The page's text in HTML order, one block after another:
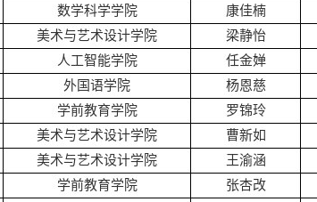
数学科学学院 康佳楠
美术与艺术设计学院 梁静怡
人工智能学院 任金婵
外国语学院 杨恩慈
学前教育学院 罗锦玲
美术与艺术设计学院 曹新如
美术与艺术设计学院 王渝涵
学前教育学院 张杏改